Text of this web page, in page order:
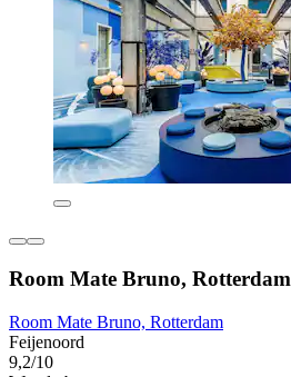
Room Mate Bruno, Rotterdam
Room Mate Bruno, Rotterdam
Feijenoord
9,2/10